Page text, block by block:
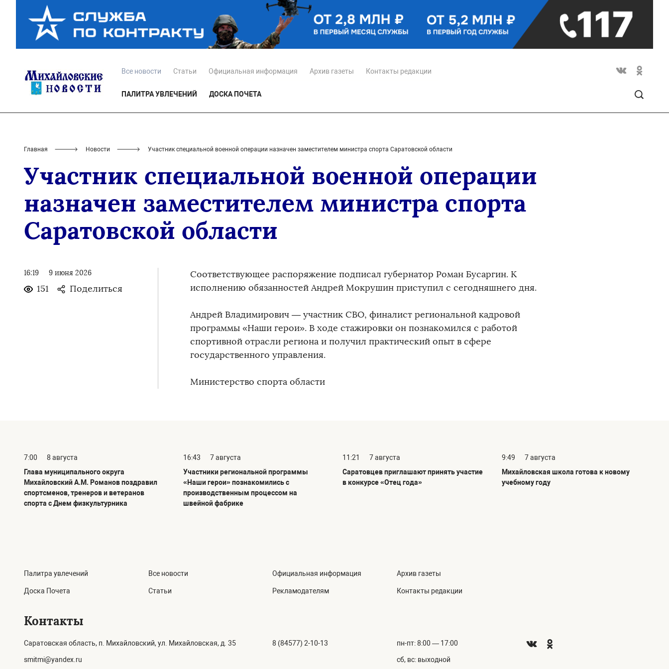
Все новости Статьи Официальная информация Архив газеты Контакты редакции
ПАЛИТРА УВЛЕЧЕНИЙ ДОСКА ПОЧЕТА
Главная Новости Участник специальной военной операции назначен заместителем министра спорта Саратовской области
Участник специальной военной операции
назначен заместителем министра спорта
Саратовской области
16:19 9 июня 2026
151 Поделиться
Соответствующее распоряжение подписал губернатор Роман Бусаргин. К
исполнению обязанностей Андрей Мокрушин приступил с сегодняшнего дня.
Андрей Владимирович — участник СВО, финалист региональной кадровой
программы «Наши герои». В ходе стажировки он познакомился с работой
спортивной отрасли региона и получил практический опыт в сфере
государственного управления.
Министерство спорта области
7:00
8 августа
Глава муниципального округа
Михайловский А.М. Романов поздравил
спортсменов, тренеров и ветеранов
спорта с Днем физкультурника
16:43
7 августа
Участники региональной программы
«Наши герои» познакомились с
производственным процессом на
швейной фабрике
11:21
7 августа
Саратовцев приглашают принять участие
в конкурсе «Отец года»
9:49
7 августа
Михайловская школа готова к новому
учебному году
Палитра увлечений
Доска Почета
Все новости
Статьи
Официальная информация
Рекламодателям
Архив газеты
Контакты редакции
Контакты
Саратовская область, п. Михайловский, ул. Михайловская, д. 35
smitmi@yandex.ru
8 (84577) 2-10-13 пн-пт: 8:00 — 17:00
сб, вс: выходной